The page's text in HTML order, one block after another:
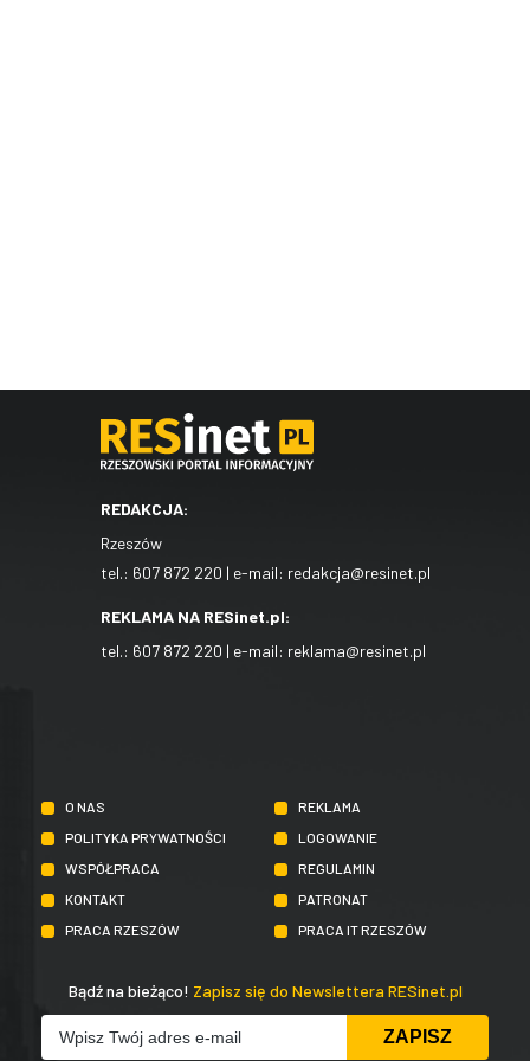
REDAKCJA:
Rzeszów
tel.: 607 872 220 | e-mail: redakcja@resinet.pl
REKLAMA NA RESinet.pl:
tel.: 607 872 220 | e-mail: reklama@resinet.pl
O NAS
REKLAMA
POLITYKA PRYWATNOŚCI
LOGOWANIE
WSPÓŁPRACA
REGULAMIN
KONTAKT
PATRONAT
PRACA RZESZÓW
PRACA IT RZESZÓW
Bądź na bieżąco! Zapisz się do Newslettera RESinet.pl